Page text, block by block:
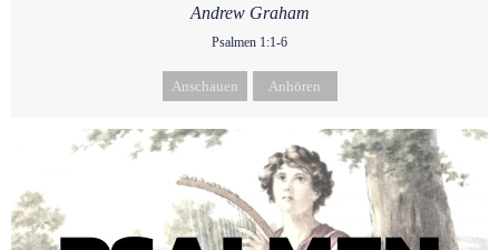
Andrew Graham
Psalmen 1:1-6
Anschauen Anhören